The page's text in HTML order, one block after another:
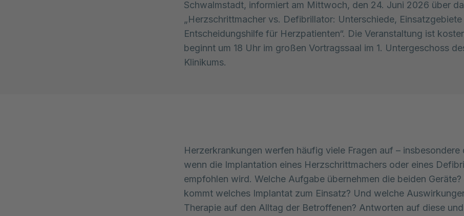
Schwalmstadt, informiert am Mittwoch, den 24. Juni 2026 über
„Herzschrittmacher vs. Defibrillator: Unterschiede, Einsatzgebiete
Entscheidungshilfe für Herzpatienten“. Die Veranstaltung ist
beginnt um 18 Uhr im großen Vortragssaal im 1. Untergeschoss
Klinikums.
Herzerkrankungen werfen häufig viele Fragen auf – insbesondere
wenn die Implantation eines Herzschrittmachers oder eines
empfohlen wird. Welche Aufgabe übernehmen die beiden Geräte?
kommt welches Implantat zum Einsatz? Und welche
Therapie auf den Alltag der Betroffenen? Antworten auf diese